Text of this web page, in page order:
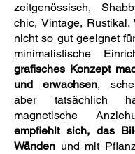
zeitgenössisch,
chic, Vintage, Rustikal.
nicht so gut geeignet
minimalistische
grafisches Konzept
und erwachsen,
aber tatsächlich
magnetische
empfiehlt sich, das
Wänden und mit